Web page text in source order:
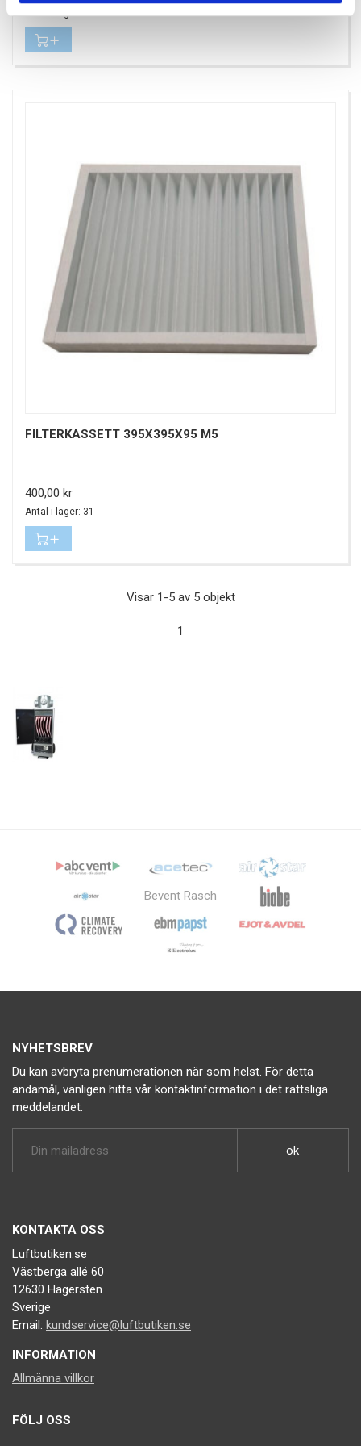
FILTERKASSETT 395X395X95 M5
Pris
400,00 kr
Antal i lager: 31
Visar 1-5 av 5 objekt
1
Bevent Rasch
NYHETSBREV
Du kan avbryta prenumerationen när som helst. För detta
ändamål, vänligen hitta vår kontaktinformation i det rättsliga
meddelandet.
KONTAKTA OSS
Luftbutiken.se
Västberga allé 60
12630 Hägersten
Sverige
Email: kundservice@luftbutiken.se
INFORMATION
Allmänna villkor
FÖLJ OSS